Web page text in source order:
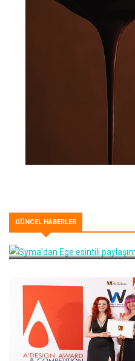
GÜNCEL HABERLER
Syma’dan Ege esintili